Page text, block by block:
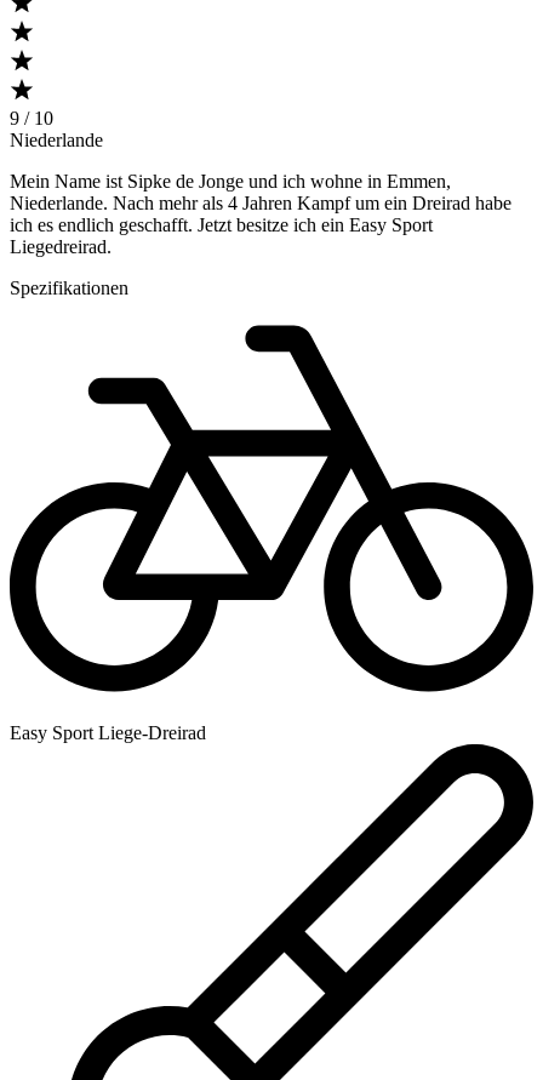
9 / 10
Niederlande
Mein Name ist Sipke de Jonge und ich wohne in Emmen,
Niederlande. Nach mehr als 4 Jahren Kampf um ein Dreirad habe
ich es endlich geschafft. Jetzt besitze ich ein Easy Sport
Liegedreirad.
Spezifikationen
Easy Sport Liege-Dreirad